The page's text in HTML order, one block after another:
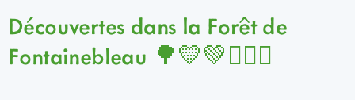
Découvertes dans la Forêt de
Fontainebleau 🌳💛💚🧗🏼‍♀️